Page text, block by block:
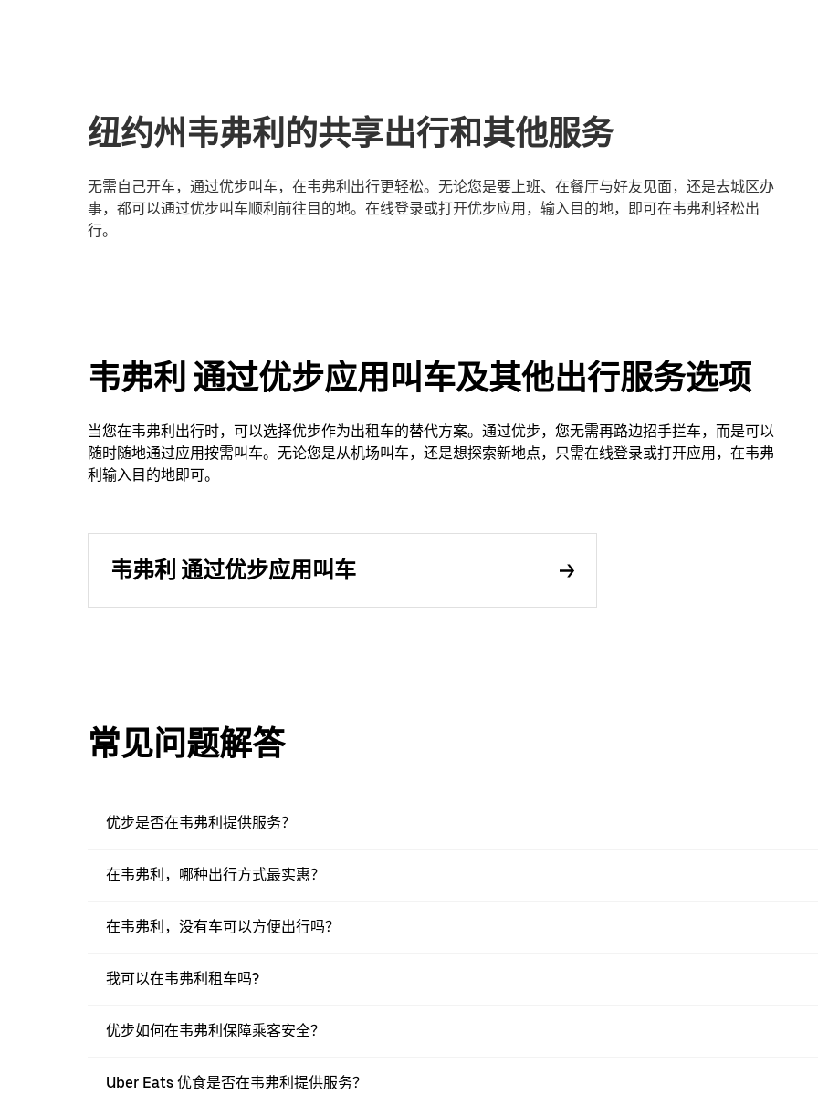
纽约州韦弗利的共享出行和其他服务
无需自己开车，通过优步叫车，在韦弗利出行更轻松。无论您是要上班、在餐厅与好友见面，还是去城区办
事，都可以通过优步叫车顺利前往目的地。在线登录或打开优步应用，输入目的地，即可在韦弗利轻松出
行。
韦弗利 通过优步应用叫车及其他出行服务选项
当您在韦弗利出行时，可以选择优步作为出租车的替代方案。通过优步，您无需再路边招手拦车，而是可以
随时随地通过应用按需叫车。无论您是从机场叫车，还是想探索新地点，只需在线登录或打开应用，在韦弗
利输入目的地即可。
韦弗利 通过优步应用叫车
常见问题解答
优步是否在韦弗利提供服务？
在韦弗利，哪种出行方式最实惠？
在韦弗利，没有车可以方便出行吗？
我可以在韦弗利租车吗?
优步如何在韦弗利保障乘客安全？
Uber Eats 优食是否在韦弗利提供服务？